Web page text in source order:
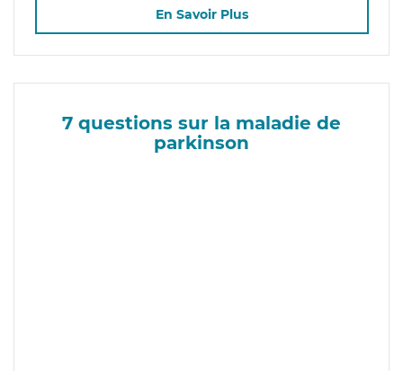
En Savoir Plus
7 questions sur la maladie de
parkinson